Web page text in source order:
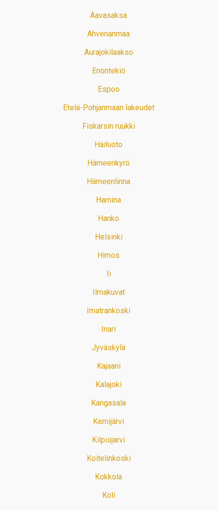
Aavasaksa
Ahvenanmaa
Aurajokilaakso
Enontekiö
Espoo
Etelä-Pohjanmaan lakeudet
Fiskarsin ruukki
Hailuoto
Hämeenkyrö
Hämeenlinna
Hamina
Hanko
Helsinki
Himos
Ii
Ilmakuvat
Imatrankoski
Inari
Jyväskylä
Kajaani
Kalajoki
Kangasala
Kemijärvi
Kilpisjärvi
Koitelinkoski
Kokkola
Koli